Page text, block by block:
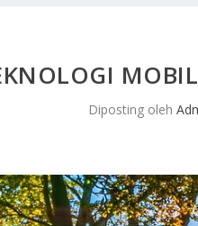
Diposting oleh